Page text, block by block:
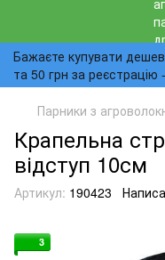
Бажаєте купувати
та 50 грн за
Парники з
Крапельна
відступ 10см
Артикул: 190423
3